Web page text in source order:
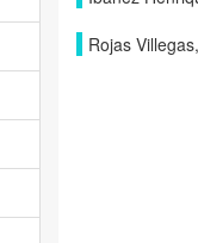
Rojas